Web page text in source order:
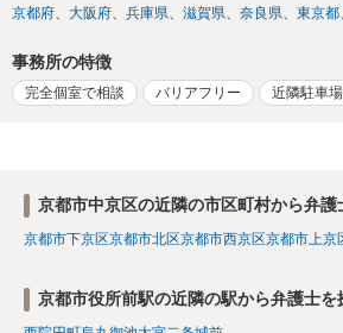
京都府 大阪府 兵庫県 滋賀県 奈良県 東京都
事務所の特徴
完全個室で相談 バリアフリー 近隣駐車
京都市中京区の近隣の市区町村から弁護
京都市下京区京都市北区京都市西京区京都市上京
京都市役所前駅の近隣の駅から弁護士を